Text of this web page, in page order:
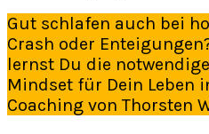
Gut schlafen auch bei
Crash oder
lernst Du die
Mindset für Dein Leben
Coaching von Thorsten